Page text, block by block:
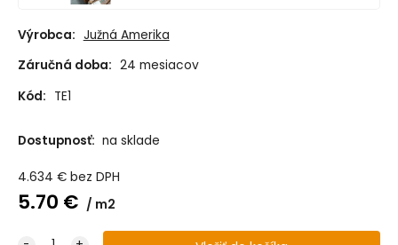
Výrobca: Južná Amerika
Záručná doba: 24 mesiacov
Kód: TE1
Dostupnosť: na sklade
4.634 € bez DPH
5.70 € m2